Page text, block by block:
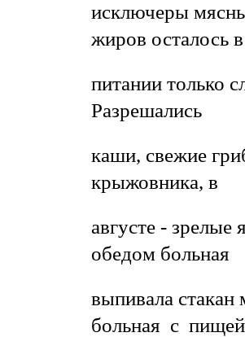
исключеры
жиров осталось в
питании только
Разрешались
каши, свежие
крыжовника, в
августе -
обедом больная
выпивала
больная с пищей